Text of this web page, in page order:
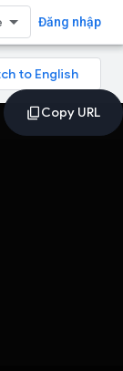
Đăng nhập